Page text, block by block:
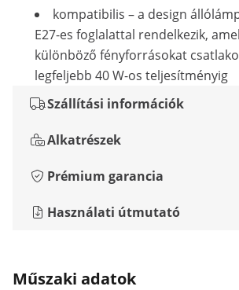
kompatibilis – a design
E27-es foglalattal rendelkezik,
különböző fényforrásokat
legfeljebb 40 W-os teljesítményig
Szállítási információk
Alkatrészek
Prémium garancia
Használati útmutató
Műszaki adatok